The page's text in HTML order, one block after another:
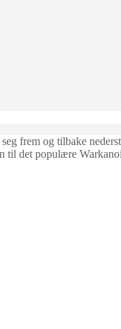
frem og tilbake
til det populære